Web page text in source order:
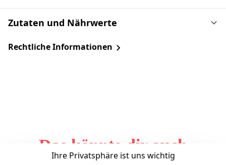
Zutaten und Nährwerte
Rechtliche Informationen
Das könnte dir auch
Ihre Privatsphäre ist uns wichtig